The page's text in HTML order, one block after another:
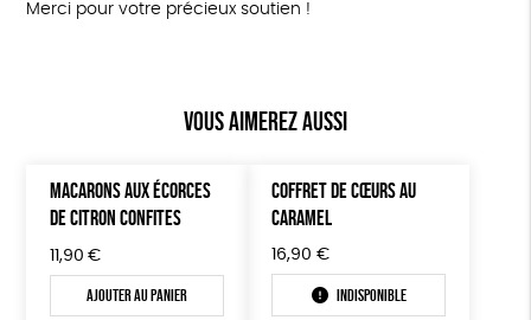
Merci pour votre précieux soutien !
Vous aimerez aussi
MACARONS AUX ÉCORCES
DE CITRON CONFITES
11,90 €
Ajouter au panier
COFFRET DE CŒURS AU
CARAMEL
16,90 €
Indisponible